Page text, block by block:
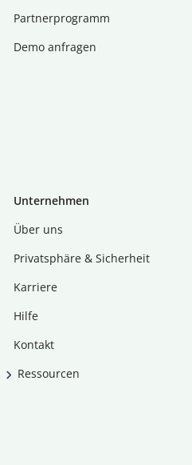
Partnerprogramm
Demo anfragen
Unternehmen
Über uns
Privatsphäre & Sicherheit
Karriere
Hilfe
Kontakt
Ressourcen